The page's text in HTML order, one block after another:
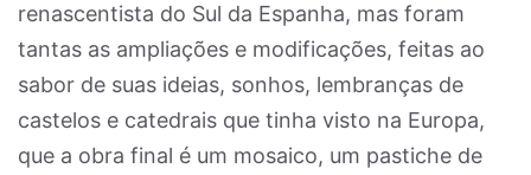
renascentista do Sul da Espanha, mas foram
tantas as ampliações e modificações, feitas ao
sabor de suas ideias, sonhos, lembranças de
castelos e catedrais que tinha visto na Europa,
que a obra final é um mosaico, um pastiche de